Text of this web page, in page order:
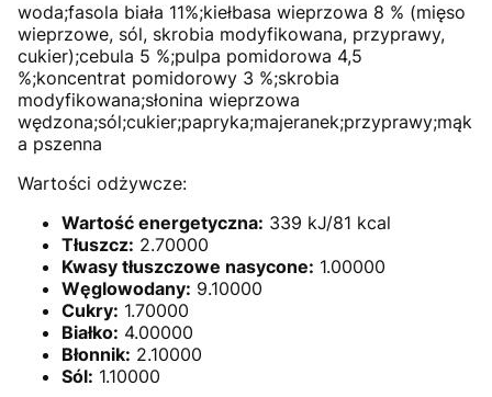
woda;fasola biała 11%;kiełbasa wieprzowa 8 % (mięso
wieprzowe, sól, skrobia modyfikowana, przyprawy,
cukier);cebula 5 %;pulpa pomidorowa 4,5
%;koncentrat pomidorowy 3 %;skrobia
modyfikowana;słonina wieprzowa
wędzona;sól;cukier;papryka;majeranek;przyprawy;mąk
a pszenna
Wartości odżywcze:
Wartość energetyczna: 339 kJ/81 kcal
Tłuszcz: 2.70000
Kwasy tłuszczowe nasycone: 1.00000
Węglowodany: 9.10000
Cukry: 1.70000
Białko: 4.00000
Błonnik: 2.10000
Sól: 1.10000